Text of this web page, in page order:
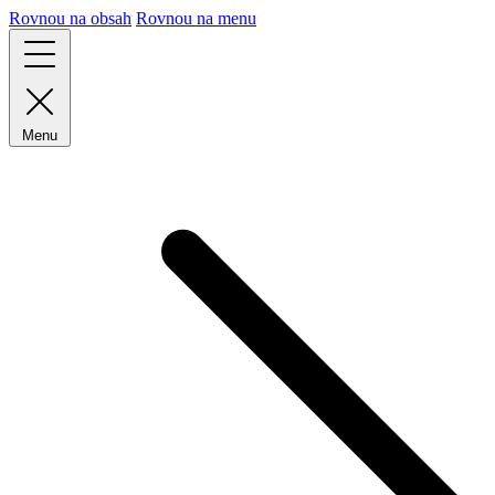
Rovnou na obsah Rovnou na menu
Menu